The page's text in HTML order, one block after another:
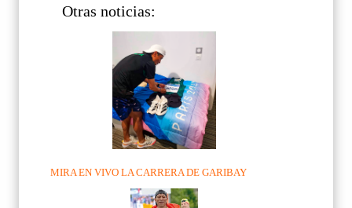
Otras noticias:
MIRA EN VIVO LA CARRERA DE GARIBAY